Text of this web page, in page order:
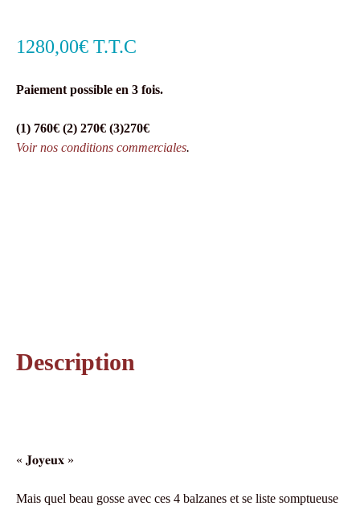
1280,00€ T.T.C
Paiement possible en 3 fois.
(1) 760€ (2) 270€ (3)270€
Voir nos conditions commerciales.
Description
« 𝐉𝐨𝐲𝐞𝐮𝐱 »
Mais quel beau gosse avec ces 4 balzanes et se liste somptueuse